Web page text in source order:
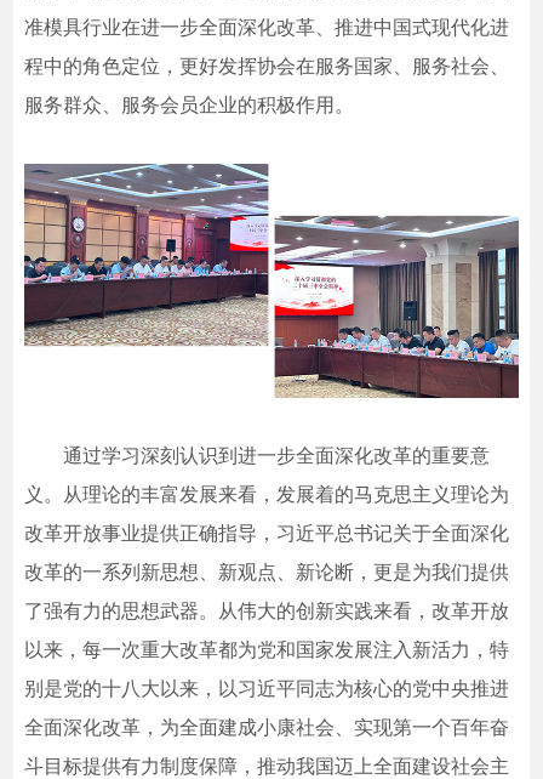
准模具行业在进一步全面深化改革、推进中国式现代化进
程中的角色定位，更好发挥协会在服务国家、服务社会、
服务群众、服务会员企业的积极作用。
通过学习深刻认识到进一步全面深化改革的重要意
义。从理论的丰富发展来看，发展着的马克思主义理论为
改革开放事业提供正确指导，习近平总书记关于全面深化
改革的一系列新思想、新观点、新论断，更是为我们提供
了强有力的思想武器。从伟大的创新实践来看，改革开放
以来，每一次重大改革都为党和国家发展注入新活力，特
别是党的十八大以来，以习近平同志为核心的党中央推进
全面深化改革，为全面建成小康社会、实现第一个百年奋
斗目标提供有力制度保障，推动我国迈上全面建设社会主